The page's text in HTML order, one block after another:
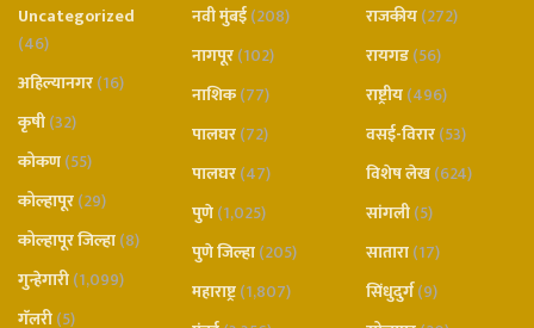
Uncategorized
(46)
अहिल्यानगर(16)
कृषी(32)
कोकण(55)
कोल्हापूर(29)
कोल्हापूर जिल्हा(8)
गुन्हेगारी(1,099)
गॅलरी(5)
नवी मुंबई(208)
नागपूर(102)
नाशिक(77)
पालघर(72)
पालघर(47)
पुणे(1,025)
पुणे जिल्हा(205)
महाराष्ट्र(1,807)
राजकीय(272)
रायगड(56)
राष्ट्रीय(496)
वसई-विरार(53)
विशेष लेख(624)
सांगली(5)
सातारा(17)
सिंधुदुर्ग(9)